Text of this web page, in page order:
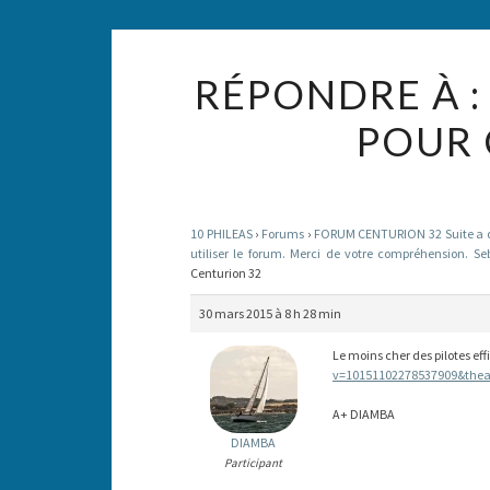
RÉPONDRE À
POUR
10 PHILEAS › Forums › FORUM CENTURION 32
utiliser le forum. Merci de votre compréhension.
Centurion 32
30 mars 2015 à 8 h 28 min
DIAMBA
Participant
Le moins cher des pilotes
A+ DIAMBA